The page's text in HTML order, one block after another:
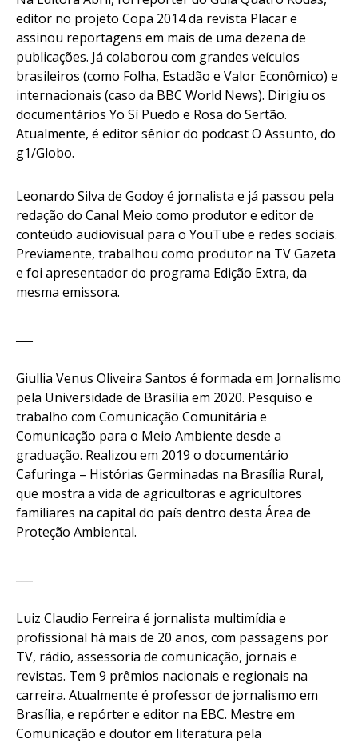
editor no projeto Copa 2014 da revista Placar e
assinou reportagens em mais de uma dezena de
publicações. Já colaborou com grandes veículos
brasileiros (como Folha, Estadão e Valor Econômico) e
internacionais (caso da BBC World News). Dirigiu os
documentários Yo Sí Puedo e Rosa do Sertão.
Atualmente, é editor sênior do podcast O Assunto, do
g1/Globo.
Leonardo Silva de Godoyé jornalista e já passou pela
redação do Canal Meio como produtor e editor de
conteúdo audiovisual para o YouTube e redes sociais.
Previamente, trabalhou como produtor na TV Gazeta
e foi apresentador do programa Edição Extra, da
mesma emissora.
Giullia Venus Oliveira Santos é formada em Jornalismo
pela Universidade de Brasília em 2020. Pesquiso e
trabalho com Comunicação Comunitária e
Comunicação para o Meio Ambiente desde a
graduação. Realizou em 2019 o documentário
Cafuringa – Histórias Germinadas na Brasília Rural,
que mostra a vida de agricultoras e agricultores
familiares na capital do país dentro desta Área de
Proteção Ambiental.
Luiz Claudio Ferreira é jornalista multimídia e
profissional há mais de 20 anos, com passagens por
TV, rádio, assessoria de comunicação, jornais e
revistas. Tem 9 prêmios nacionais e regionais na
carreira. Atualmente é professor de jornalismo em
Brasília, e repórter e editor na EBC. Mestre em
Comunicação e doutor em literatura pela